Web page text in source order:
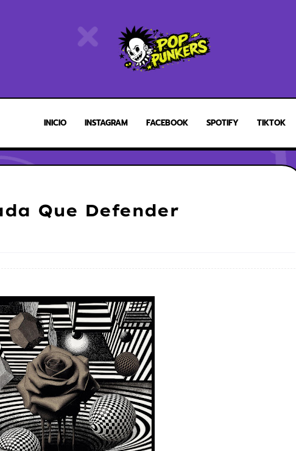
INICIO INSTAGRAM FACEBOOK SPOTIFY TIKTOK
Que Defender